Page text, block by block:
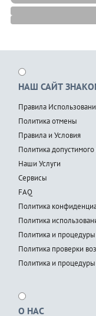
НАШ САЙТ
Правила
Политика отмены
Правила и Условия
Политика
Наши Услуги
Сервисы
FAQ
Политика
Политика
Политика и
Политика проверки
Политика и
О НАС